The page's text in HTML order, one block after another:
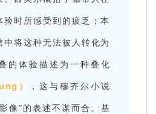
时所感受到的疲乏；本
中将这种无法被人转化为
的体验描述为一种叠化
）
，这与穆齐尔小说
像”的表述不谋而合。基